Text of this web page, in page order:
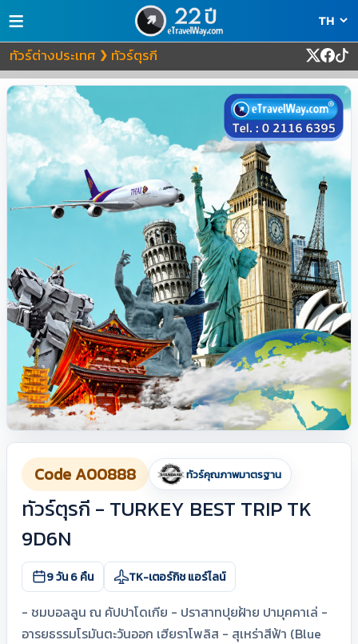
≡
ทัวร์ต่างประเทศ ❯ ทัวร์ตุรกี
Code A00888 ทัวร์คุณภาพมาตรฐาน
ทัวร์ตุรกี - TURKEY BEST TRIP TK
9D6N
9 วัน 6 คืน TK-เตอร์กิช แอร์ไลน์
- ชมบอลลูน ณ คัปปาโดเกีย - ปราสาทปุยฝ้าย ปามุคคาเล่ -
อารยธรรมโรมันตะวันออก เฮียราโพลิส - สุเหร่าสีฟ้า (Blue